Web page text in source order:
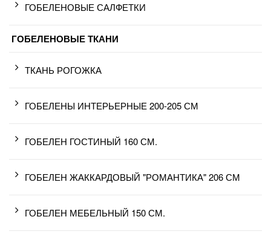
ГОБЕЛЕНОВЫЕ САЛФЕТКИ
ГОБЕЛЕНОВЫЕ ТКАНИ
ТКАНЬ РОГОЖКА
ГОБЕЛЕНЫ ИНТЕРЬЕРНЫЕ 200-205 СМ
ГОБЕЛЕН ГОСТИНЫЙ 160 СМ.
ГОБЕЛЕН ЖАККАРДОВЫЙ "РОМАНТИКА" 206 СМ
ГОБЕЛЕН МЕБЕЛЬНЫЙ 150 СМ.